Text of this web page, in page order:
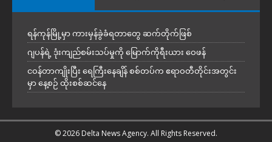
ရန်ကုန်မြို့မှာ ကားမှန်ခွဲခံရတာတွေ ဆက်တိုက်ဖြစ်
ဂျပန်ရဲ့ ဒုံးကျည်စမ်းသပ်မှုကို မြောက်ကိုရီးယား ဝေဖန်
ငဝန်တာကျိုးပြီး ရေကြီးနေချိန် စစ်တပ်က ဧရာဝတီတိုင်းအတွင်း
မှာ နေ့စဉ် ထိုးစစ်ဆင်နေ
© 2026 Delta News Agency. All Rights Reserved.